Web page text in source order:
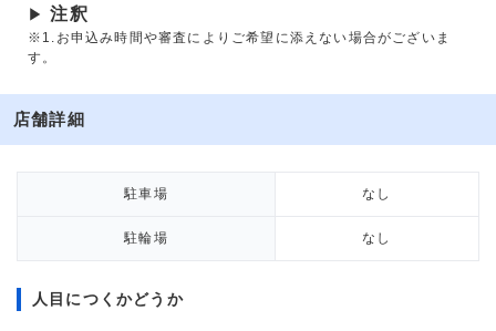
▶ 注釈
※1.お申込み時間や審査によりご希望に添えない場合がございま
す。
店舗詳細
駐車場 なし
駐輪場 なし
人目につくかどうか